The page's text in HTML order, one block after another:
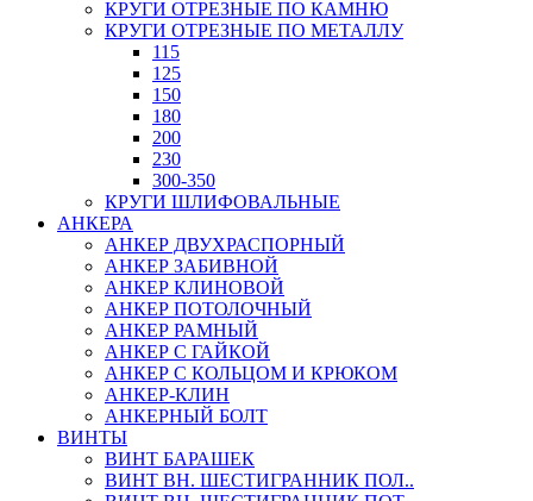
КРУГИ ОТРЕЗНЫЕ ПО КАМНЮ
КРУГИ ОТРЕЗНЫЕ ПО МЕТАЛЛУ
115
125
150
180
200
230
300-350
КРУГИ ШЛИФОВАЛЬНЫЕ
АНКЕРА
АНКЕР ДВУХРАСПОРНЫЙ
АНКЕР ЗАБИВНОЙ
АНКЕР КЛИНОВОЙ
АНКЕР ПОТОЛОЧНЫЙ
АНКЕР РАМНЫЙ
АНКЕР С ГАЙКОЙ
АНКЕР С КОЛЬЦОМ И КРЮКОМ
АНКЕР-КЛИН
АНКЕРНЫЙ БОЛТ
ВИНТЫ
ВИНТ БАРАШЕК
ВИНТ ВН. ШЕСТИГРАННИК ПОЛ..